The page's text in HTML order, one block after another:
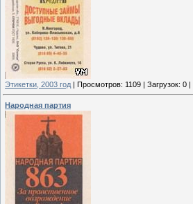
Этикетки, 2003 год | Просмотров: 1109 | Загрузок: 0 |
Народная партия